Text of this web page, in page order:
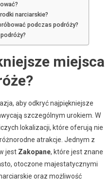
narciarskie?
podczas podróży?
miejsca
aby odkryć najpiękniejsze
szczególnym urokiem. W
lokalizacji, które oferują nie
atrakcje. Jednym z
jest Zakopane, które jest znane
otoczone majestatycznymi
oraz możliwość